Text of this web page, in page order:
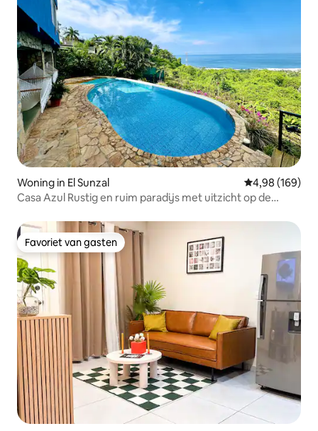
Woning in El Sunzal Gemiddelde
4,98 (169)
Casa Azul Rustig en ruim paradijs met uitzicht op de
Favoriet van gasten
Favoriet van gasten